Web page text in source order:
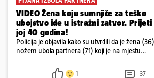
VIDEO Žena koju sumnjiče za teško
ubojstvo ide u istražni zatvor. Prijeti
joj 40 godina!
Policija je objavila kako su utvrdili da je žena (36)
nožem ubola partnera (71) koji je na mjestu
ispitali i poslali u istražni zatvor
1 37